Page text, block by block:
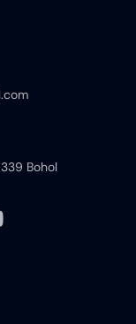
Bohol